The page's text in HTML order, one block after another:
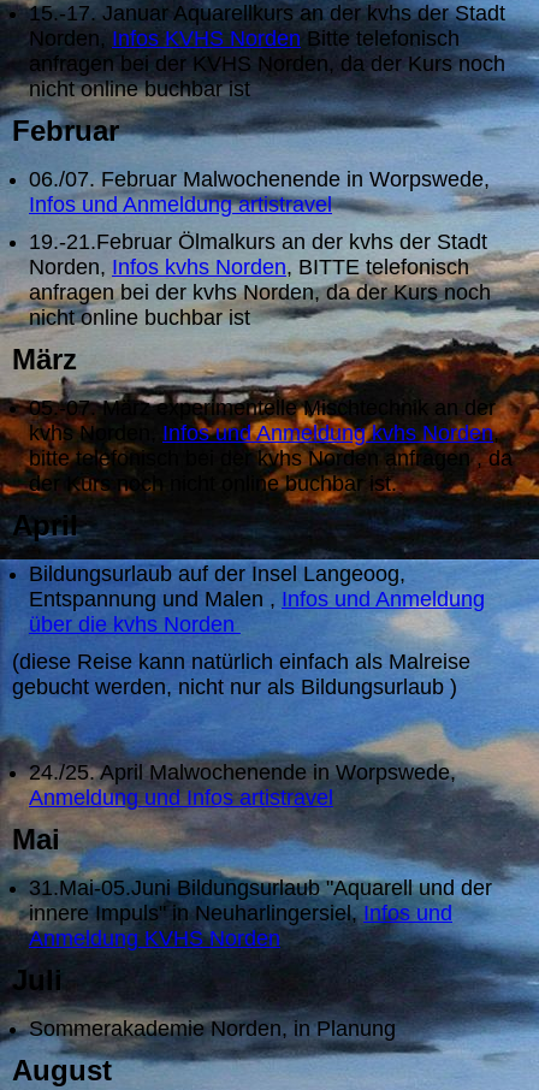
15.-17. Januar Aquarellkurs an der kvhs der Stadt
Norden, Infos KVHS Norden Bitte telefonisch
anfragen bei der KVHS Norden, da der Kurs noch
nicht online buchbar ist
Februar
06./07. Februar Malwochenende in Worpswede,
Infos und Anmeldung artistravel
19.-21.Februar Ölmalkurs an der kvhs der Stadt
Norden, Infos kvhs Norden, BITTE telefonisch
anfragen bei der kvhs Norden, da der Kurs noch
nicht online buchbar ist
März
05.-07. März experimentelle Mischtechnik an der
kvhs Norden, Infos und Anmeldung kvhs Norden,
bitte telefonisch bei der kvhs Norden anfragen , da
der Kurs noch nicht online buchbar ist.
April
Bildungsurlaub auf der Insel Langeoog,
Entspannung und Malen , Infos und Anmeldung
über die kvhs Norden
(diese Reise kann natürlich einfach als Malreise
gebucht werden, nicht nur als Bildungsurlaub )
24./25. April Malwochenende in Worpswede,
Anmeldung und Infos artistravel
Mai
31.Mai-05.Juni Bildungsurlaub "Aquarell und der
innere Impuls" in Neuharlingersiel, Infos und
Anmeldung KVHS Norden
Juli
Sommerakademie Norden, in Planung
August